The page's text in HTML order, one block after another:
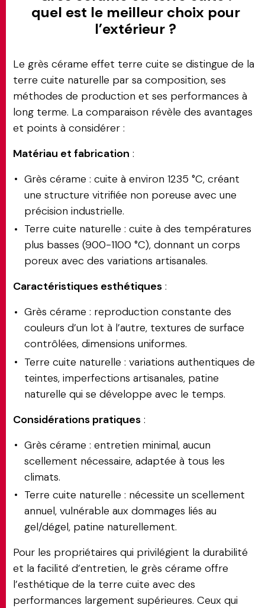
quel est le meilleur choix pour
l’extérieur ?
Le grès cérame effet terre cuite se distingue de la
terre cuite naturelle par sa composition, ses
méthodes de production et ses performances à
long terme. La comparaison révèle des avantages
et points à considérer :
Matériau et fabrication :
Grès cérame : cuite à environ 1235 °C, créant
une structure vitrifiée non poreuse avec une
précision industrielle.
Terre cuite naturelle : cuite à des températures
plus basses (900-1100 °C), donnant un corps
poreux avec des variations artisanales.
Caractéristiques esthétiques :
Grès cérame : reproduction constante des
couleurs d’un lot à l’autre, textures de surface
contrôlées, dimensions uniformes.
Terre cuite naturelle : variations authentiques de
teintes, imperfections artisanales, patine
naturelle qui se développe avec le temps.
Considérations pratiques :
Grès cérame : entretien minimal, aucun
scellement nécessaire, adaptée à tous les
climats.
Terre cuite naturelle : nécessite un scellement
annuel, vulnérable aux dommages liés au
gel/dégel, patine naturellement.
Pour les propriétaires qui privilégient la durabilité
et la facilité d’entretien, le grès cérame offre
l’esthétique de la terre cuite avec des
performances largement supérieures. Ceux qui